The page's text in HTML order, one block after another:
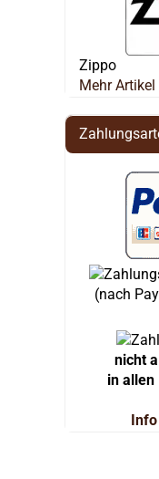
Zippo
Mehr Artikel
(nach
nicht
in allen